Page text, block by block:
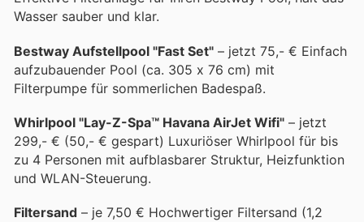
Wasser sauber und klar.
Bestway Aufstellpool "Fast Set" – jetzt 75,- € Einfach
aufzubauender Pool (ca. 305 x 76 cm) mit
Filterpumpe für sommerlichen Badespaß.
Whirlpool "Lay-Z-Spa™ Havana AirJet Wifi" – jetzt
299,- € (50,- € gespart) Luxuriöser Whirlpool für bis
zu 4 Personen mit aufblasbarer Struktur, Heizfunktion
und WLAN-Steuerung.
Filtersand – je 7,50 € Hochwertiger Filtersand (1,2